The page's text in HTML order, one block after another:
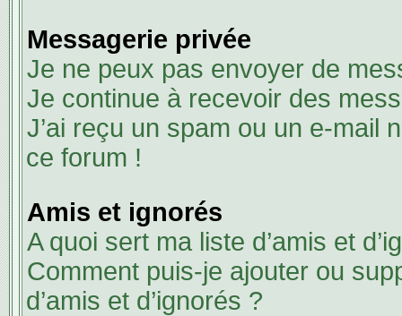
Messagerie privée
Je ne peux pas envoyer de
Je continue à recevoir des
J’ai reçu un spam ou un e-mail
ce forum !
Amis et ignorés
A quoi sert ma liste d’amis et
Comment puis-je ajouter ou
d’amis et d’ignorés ?